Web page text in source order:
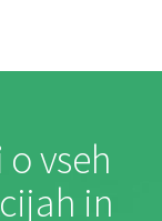
o vseh
in